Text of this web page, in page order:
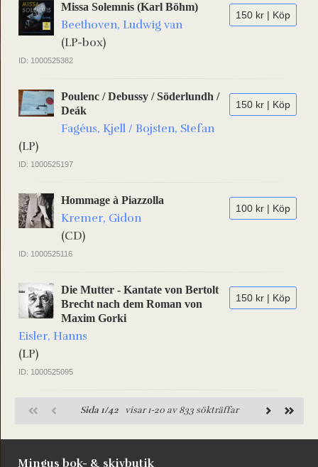
150 kr | Köp
Missa Solemnis (Karl Böhm)
Beethoven, Ludwig van
(LP-box)
ID: 1000525382
150 kr | Köp
Poulenc / Debussy / Söderlundh /
Deák
Fagéus, Kjell / Bojsten, Stefan
(LP)
ID: 1000525197
100 kr | Köp
Hommage à Piazzolla
Kremer, Gidon
(CD)
ID: 1000525116
150 kr | Köp
Die Mutter - Kantate von Bertolt
Brecht nach dem Roman von
Maxim Gorki
Eisler, Hanns
(LP)
ID: 1000525095
Sida 1/42 visar 1-20 av 833 sökträffar
Mingus bok- & skivbutik